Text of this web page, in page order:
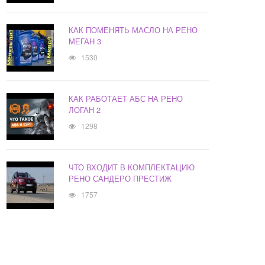
КАК ПОМЕНЯТЬ МАСЛО НА РЕНО
МЕГАН 3
1530
КАК РАБОТАЕТ АБС НА РЕНО
ЛОГАН 2
1298
ЧТО ВХОДИТ В КОМПЛЕКТАЦИЮ
РЕНО САНДЕРО ПРЕСТИЖ
1757